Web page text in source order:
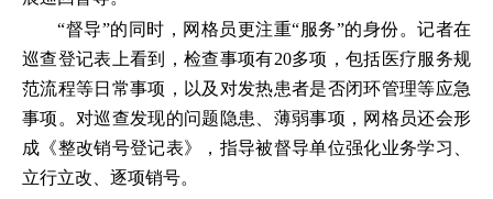
“督导”的同时，网格员更注重“服务”的身份。记者在
巡查登记表上看到，检查事项有20多项，包括医疗服务规
范流程等日常事项，以及对发热患者是否闭环管理等应急
事项。对巡查发现的问题隐患、薄弱事项，网格员还会形
成《整改销号登记表》，指导被督导单位强化业务学习、
立行立改、逐项销号。